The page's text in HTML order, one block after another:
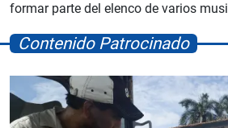
formar parte del elenco de varios
Contenido Patrocinado